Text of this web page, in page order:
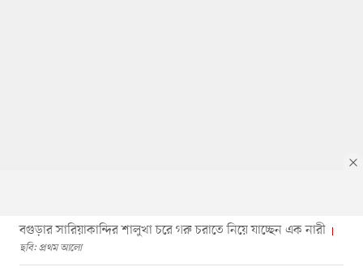
বগুড়ার সারিয়াকান্দির শালুখা চরে গরু চরাতে নিয়ে যাচ্ছেন এক নারী
ছবি: প্রথম আলো